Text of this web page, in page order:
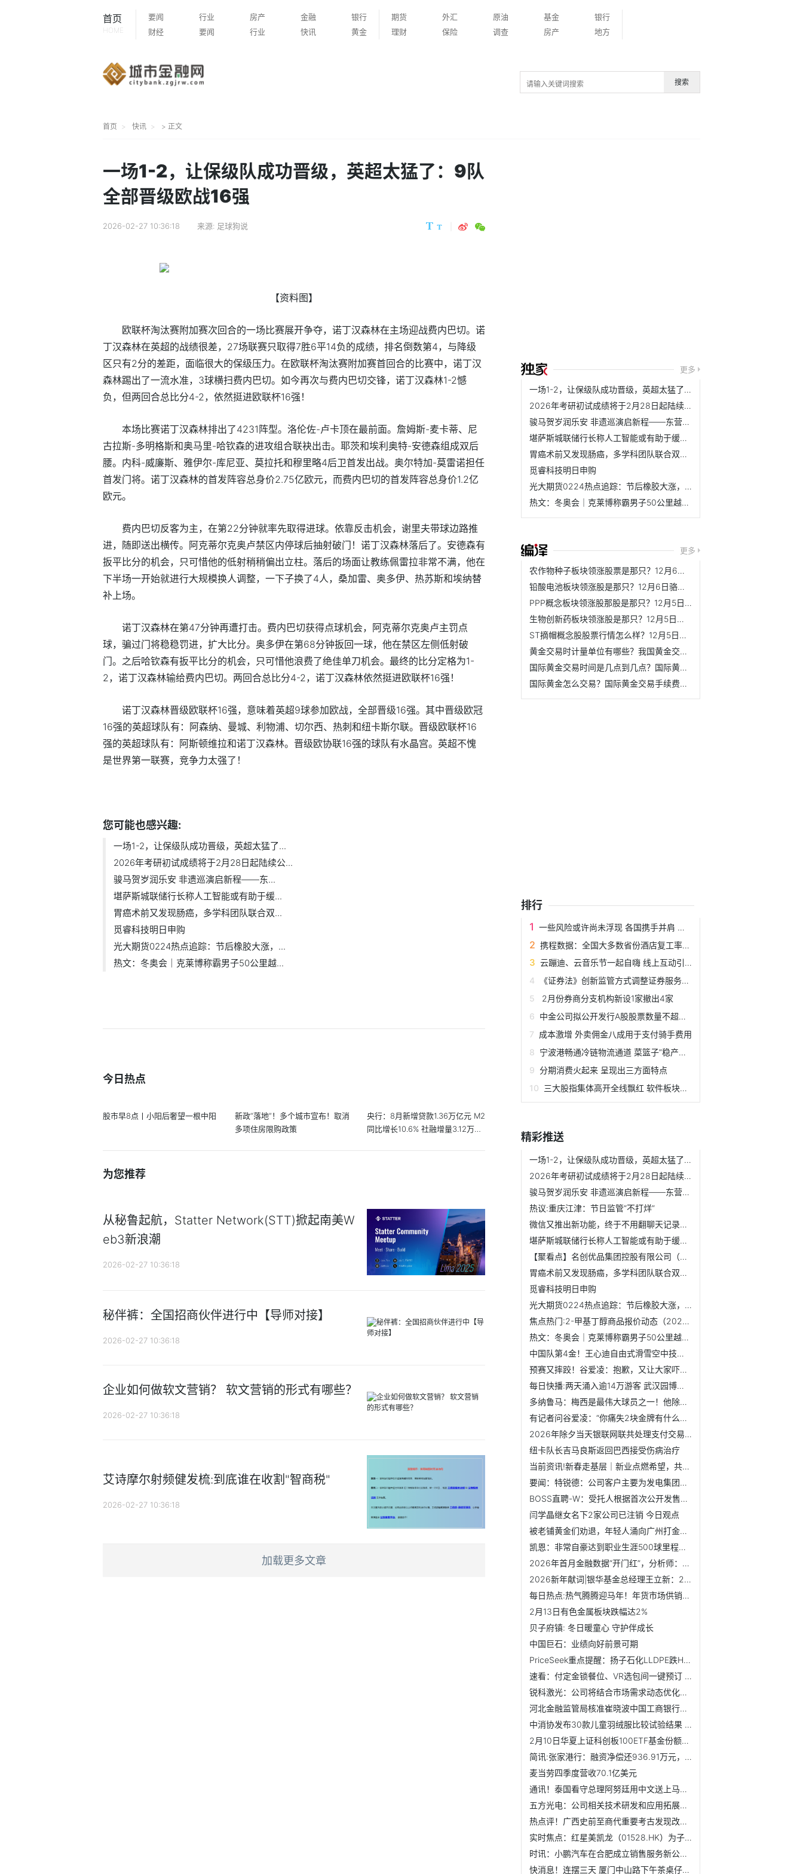
首页
HOME
要闻 行业 房产 金融
银行
财经
要闻 行业 快讯 黄金
期货 外汇 原油 基金
银行
理财
保险 调查 房产 地方
搜索
首页 快讯 > 正文
一场1-2，让保级队成功晋级，英超太猛了：9队
全部晋级欧战16强
2026-02-27 10:36:18 来源: 足球狗说
【资料图】
欧联杯淘汰赛附加赛次回合的一场比赛展开争夺，诺丁汉森林在主场迎战费内巴切。诺
丁汉森林在英超的战绩很差，27场联赛只取得7胜6平14负的成绩，排名倒数第4，与降级
区只有2分的差距，面临很大的保级压力。在欧联杯淘汰赛附加赛首回合的比赛中，诺丁汉
森林踢出了一流水准，3球横扫费内巴切。如今再次与费内巴切交锋，诺丁汉森林1-2憾
负，但两回合总比分4-2，依然挺进欧联杯16强！
本场比赛诺丁汉森林排出了4231阵型。洛伦佐-卢卡顶在最前面。詹姆斯-麦卡蒂、尼
古拉斯-多明格斯和奥马里-哈钦森的进攻组合联袂出击。耶茨和埃利奥特-安德森组成双后
腰。内科-威廉斯、雅伊尔-库尼亚、莫拉托和穆里略4后卫首发出战。奥尔特加-莫雷诺担任
首发门将。诺丁汉森林的首发阵容总身价2.75亿欧元，而费内巴切的首发阵容总身价1.2亿
欧元。
费内巴切反客为主，在第22分钟就率先取得进球。依靠反击机会，谢里夫带球边路推
进，随即送出横传。阿克蒂尔克奥卢禁区内停球后抽射破门！诺丁汉森林落后了。安德森有
扳平比分的机会，只可惜他的低射稍稍偏出立柱。落后的场面让教练佩雷拉非常不满，他在
下半场一开始就进行大规模换人调整，一下子换了4人，桑加雷、奥多伊、热苏斯和埃纳替
补上场。
诺丁汉森林在第47分钟再遭打击。费内巴切获得点球机会，阿克蒂尔克奥卢主罚点
球，骗过门将稳稳罚进，扩大比分。奥多伊在第68分钟扳回一球，他在禁区左侧低射破
门。之后哈钦森有扳平比分的机会，只可惜他浪费了绝佳单刀机会。最终的比分定格为1-
2，诺丁汉森林输给费内巴切。两回合总比分4-2，诺丁汉森林依然挺进欧联杯16强！
诺丁汉森林晋级欧联杯16强，意味着英超9球参加欧战，全部晋级16强。其中晋级欧冠
16强的英超球队有：阿森纳、曼城、利物浦、切尔西、热刺和纽卡斯尔联。晋级欧联杯16
强的英超球队有：阿斯顿维拉和诺丁汉森林。晋级欧协联16强的球队有水晶宫。英超不愧
是世界第一联赛，竞争力太强了！
您可能也感兴趣:
一场1-2，让保级队成功晋级，英超太猛了...
2026年考研初试成绩将于2月28日起陆续公...
骏马贺岁润乐安 非遗巡演启新程——东...
堪萨斯城联储行长称人工智能或有助于缓...
胃癌术前又发现肠癌，多学科团队联合双...
觅睿科技明日申购
光大期货0224热点追踪：节后橡胶大涨，...
热文：冬奥会｜克莱博称霸男子50公里越...
今日热点
股市早8点丨小阳后奢望一根中阳
新政“落地”！多个城市宣布！取消
多项住房限购政策
央行：8月新增贷款1.36万亿元 M2
同比增长10.6% 社融增量3.12万亿
为您推荐
从秘鲁起航，Statter Network(STT)掀起南美W
eb3新浪潮
2026-02-27 10:36:18
秘伴裤：全国招商伙伴进行中【导师对接】
2026-02-27 10:36:18
企业如何做软文营销？ 软文营销的形式有哪些？
2026-02-27 10:36:18
艾诗摩尔射频健发梳:到底谁在收割"智商税"
2026-02-27 10:36:18
加载更多文章
更多
一场1-2，让保级队成功晋级，英超太猛了：9队全部晋级欧战16强
2026年考研初试成绩将于2月28日起陆续公布_今日热闻
骏马贺岁润乐安 非遗巡演启新程——东营市广饶县2026年民俗...
堪萨斯城联储行长称人工智能或有助于缓解劳动力短缺问题-快播
胃癌术前又发现肠癌，多学科团队联合双腔机器人一次扫除
觅睿科技明日申购
光大期货0224热点追踪：节后橡胶大涨，二季度能不能冲一把？-热门
热文：冬奥会｜克莱博称霸男子50公里越野滑雪 破冬奥最多夺金纪录
更多
农作物种子板块领涨股票是那只？12月6日丰乐种业市盈率为30.27
铅酸电池板块领涨股是那只？12月6日骆驼股份股价是多少？
PPP概念板块领涨股那股是那只？12月5日ST长方市盈率为-4.87
生物创新药板块领涨股是那只？12月5日南新制药股价是多少？
ST摘帽概念股股票行情怎么样？12月5日宜宾纸业股价是多少？
黄金交易时计量单位有哪些？我国黄金交易的计量单位是什么？
国际黄金交易时间是几点到几点？国际黄金开户流程是什么？
国际黄金怎么交易？国际黄金交易手续费一手需要多少钱？
排行
一些风险或许尚未浮现 各国携手并肩 应对5G安全挑战
携程数据：全国大多数省份酒店复工率已达80%
云蹦迪、云音乐节一起自嗨 线上互动引来新思考
《证券法》创新监管方式调整证券服务业务
2月份券商分支机构新设1家撤出4家
中金公司拟公开发行A股股票数量不超过45858.9万股
成本激增 外卖佣金八成用于支付骑手费用
宁波港畅通冷链物流通道 菜篮子”稳产保供工
分期消费火起来 呈现出三方面特点
三大股指集体高开全线飘红 软件板块表现抢眼
精彩推送
一场1-2，让保级队成功晋级，英超太猛了：9队全部晋级欧战16强
2026年考研初试成绩将于2月28日起陆续公布_今日热闻
骏马贺岁润乐安 非遗巡演启新程——东营市广饶县2026年民俗...
热议:重庆江津：节日监管“不打烊”
微信又推出新功能，终于不用翻聊天记录了！ 今日热搜
堪萨斯城联储行长称人工智能或有助于缓解劳动力短缺问题-快播
【聚看点】名创优品集团控股有限公司（09896.HK）于2026年2月...
胃癌术前又发现肠癌，多学科团队联合双腔机器人一次扫除
觅睿科技明日申购
光大期货0224热点追踪：节后橡胶大涨，二季度能不能冲一把？-热门
焦点热门:2-甲基丁醇商品报价动态（2026-02-22）
热文：冬奥会｜克莱博称霸男子50公里越野滑雪 破冬奥最多夺金纪录
中国队第4金！王心迪自由式滑雪空中技巧夺金，夫妻包揽男女金...
预赛又摔跤！谷爱凌：抱歉，又让大家吓一跳 热闻
每日快播:两天涌入逾14万游客 武汉园博园新春灯会人气旺
多纳鲁马：梅西是最伟大球员之一！他除了球技顶级外人品也好！
有记者问谷爱凌：“你痛失2块金牌有什么感想吗？”她一句话回怼
2026年除夕当天银联网联共处理支付交易49.31亿笔_天天快报
纽卡队长吉马良斯返回巴西接受伤病治疗
当前资讯!新春走基层｜新业点燃希望，共筑乡村新图景
要闻：特锐德：公司客户主要为发电集团、国网、铁路、工业用...
BOSS直聘-W：受托人根据首次公开发售后股份计划购买合共34.11...
闫学晶继女名下2家公司已注销 今日观点
被老铺黄金们劝退，年轻人涌向广州打金一条街，50克金镯工费...
凯恩：非常自豪达到职业生涯500球里程碑，希望还能再进更多_...
2026年首月金融数据“开门红”，分析师：二季度降息降准窗口...
2026新年献词|银华基金总经理王立新：2026年科技创新驱动新机...
每日热点:热气腾腾迎马年！年货市场供销两旺
2月13日有色金属板块跌幅达2%
贝子府镇: 冬日暖童心 守护伴成长
中国巨石：业绩向好前景可期
PriceSeek重点提醒：扬子石化LLDPE跌HDPE稳
速看：付定金锁餐位、VR选包间一键预订 美团(03690)年夜饭预...
锐科激光：公司将结合市场需求动态优化产能布局
河北金融监管局核准崔晓波中国工商银行股份有限公司河北省分...
中消协发布30款儿童羽绒服比较试验结果 选购羽绒服记牢这四...
2月10日华夏上证科创板100ETF基金份额减少250万份，重仓股华...
简讯:张家港行：融资净偿还936.91万元，融资余额5.21亿元
麦当劳四季度营收70.1亿美元
通讯！泰国看守总理阿努廷用中文送上马年祝福
五方光电：公司相关技术研发和应用拓展主要围绕消费电子、车...
热点评！广西史前至商代重要考古发现改写岭南文明认知
实时焦点：红星美凯龙（01528.HK）为子公司提供融资担保并披...
时讯：小鹏汽车在合肥成立销售服务新公司 含二手车相关业务
快消息！连摆三天 厦门中山路下午茶桌仔晚上流水席